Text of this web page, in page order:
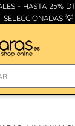
- HASTA 25%
SELECCIONADAS 💡